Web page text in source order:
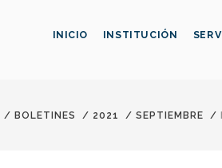
INICIO INSTITUCIÓN
/ BOLETINES / 2021 / SEPTIEMBRE /